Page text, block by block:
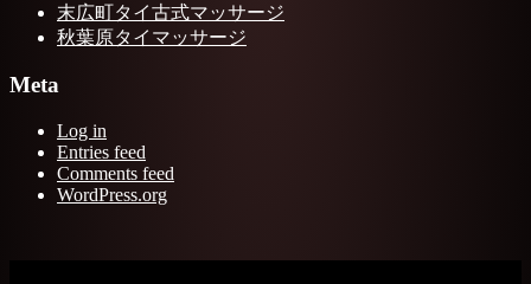
末広町タイ古式マッサージ
秋葉原タイマッサージ
Meta
Log in
Entries feed
Comments feed
WordPress.org